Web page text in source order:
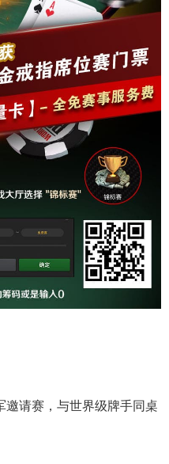
邀请赛，与世界级牌手同桌